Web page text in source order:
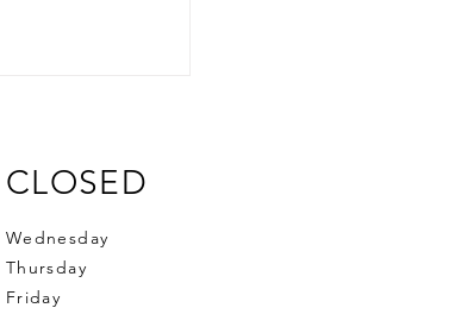
CLOSED
Wednesday
Thursday
Friday